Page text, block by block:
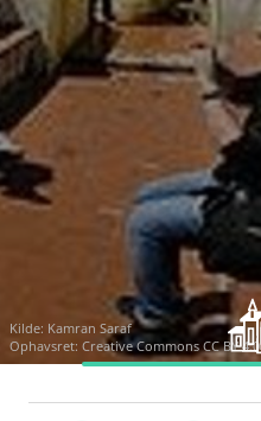
Kilde: Kamran Saraf
Ophavsret: Creative Commons CC BY 4.0